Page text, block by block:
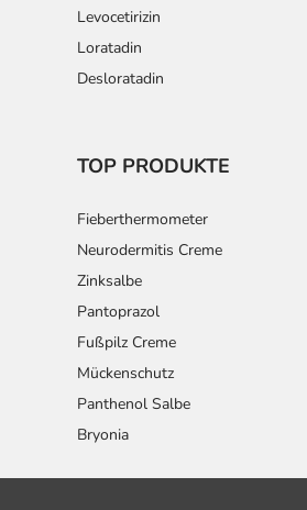
Levocetirizin
Loratadin
Desloratadin
TOP PRODUKTE
Fieberthermometer
Neurodermitis Creme
Zinksalbe
Pantoprazol
Fußpilz Creme
Mückenschutz
Panthenol Salbe
Bryonia